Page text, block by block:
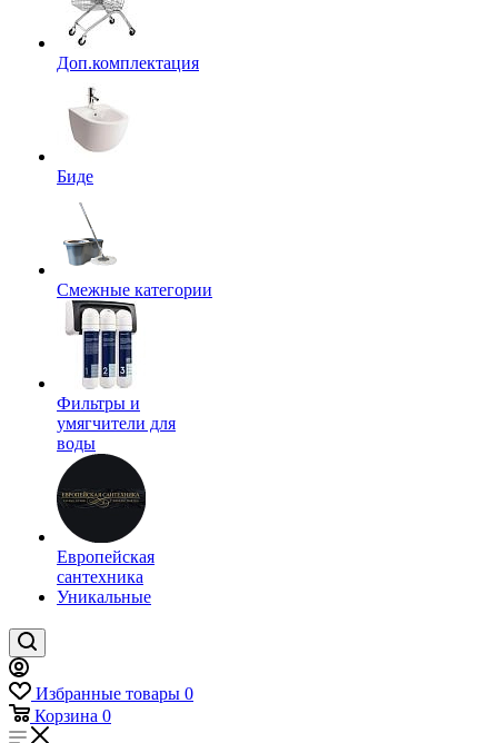
Доп.комплектация
Биде
Смежные категории
Фильтры и
умягчители для
воды
Европейская
сантехника
Уникальные
Избранные товары 0
Корзина 0